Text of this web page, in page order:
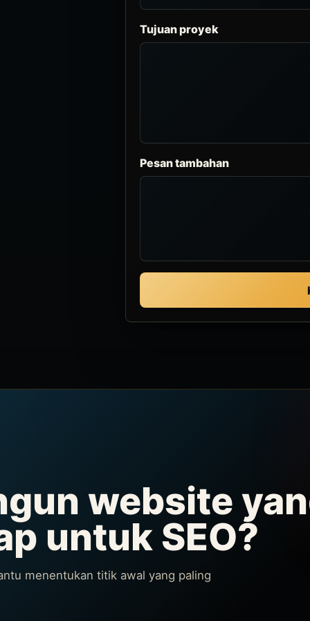
Tujuan proyek
Pesan tambahan
website
untuk SEO?
menentukan titik awal yang paling